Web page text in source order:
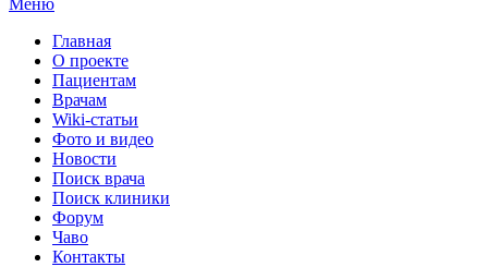
Меню
Главная
О проекте
Пациентам
Врачам
Wiki-статьи
Фото и видео
Новости
Поиск врача
Поиск клиники
Форум
Чаво
Контакты